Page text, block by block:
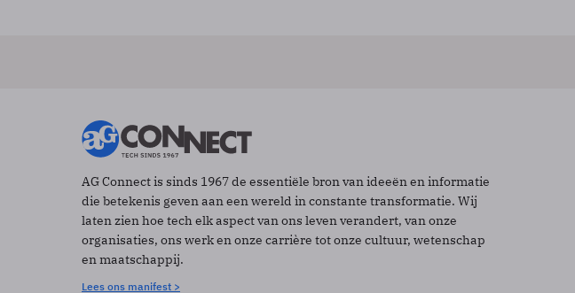
AG Connect is sinds 1967 de essentiële bron van ideeën en informatie
die betekenis geven aan een wereld in constante transformatie. Wij
laten zien hoe tech elk aspect van ons leven verandert, van onze
organisaties, ons werk en onze carrière tot onze cultuur, wetenschap
en maatschappij.
Lees ons manifest >